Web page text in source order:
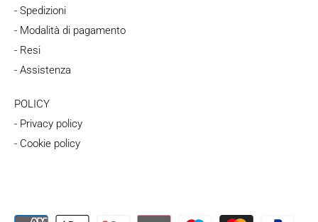
- Spedizioni
- Modalità di pagamento
- Resi
- Assistenza
POLICY
- Privacy policy
- Cookie policy